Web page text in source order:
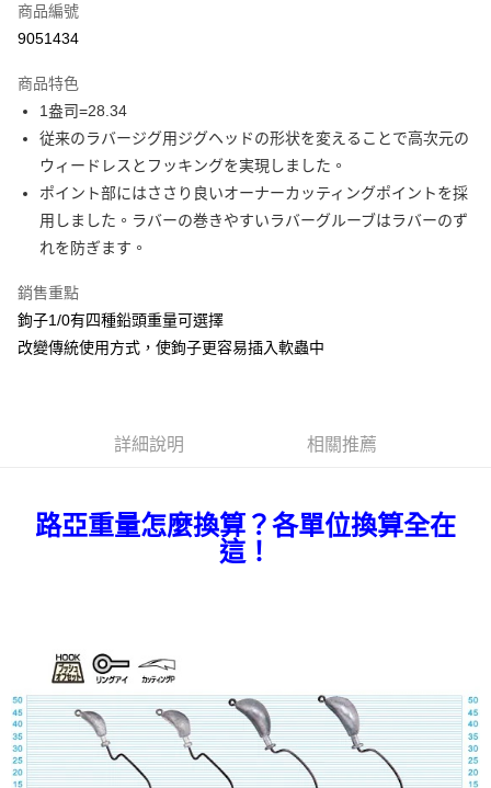
信用卡分期付款
合作金庫商業銀行
華南商業銀行
上海商業儲蓄銀行
台北富邦商業銀行
國泰世華商業銀行
兆豐國際商業銀行
臺灣中小企業銀行
台中商業銀行
匯豐（台灣）商業銀行
華泰商業銀行
聯邦商業銀行
遠東國際商業銀行
元大商業銀行
台新國際商業銀行
台灣樂天信用卡公司
超商取貨付款
Apple Pay
街口支付
悠遊付
相關說明
【大哥付你分期使用說明】
2.付款方式選擇「大哥付你分期」，訂單成立後會自動跳轉到大哥付的交易
4.訂單成立30分鐘內，如未前往確認交易或遇審核未通過，訂單將自動取
消。如遇「轉專審核」未通過狀況，表示未達大哥付你分期系統評分，恕無
1.分期款項不併入電信帳單，「大哥付你分期」於每月結算日後寄送繳費提
醒簡訊。
2.透過簡訊連結打開帳單後，可選擇「超商條碼／台灣大直營門市／銀行轉
用戶於交易時，得透過本服務購買商品或服務，並由商店將買賣／分期付款
買賣價金債權讓與本公司後，依約使用本公司帳單繳交帳款。
資料（包含姓名、電話或地址）提供予台灣大哥大進項蒐集、處理及利用，
由本公司與您本人進行分期帳單所需資料之確認、核對及更正。
3.完整用戶服務條款，請詳閱以下連結：https://oppay.tw/userRule
AFTEE先享後付
相關說明
１．簡單：不需註冊會員、不需綁卡、不需儲值。
【「AFTEE先享後付」結帳流程】
１．於結帳方式選擇「AFTEE先享後付」後，將跳轉至「AFTEE先享後付」
結帳頁面，進行簡訊認證並確認金額後，即可完成結帳。
購買商品的店家。未經商家同意取消之訂單仍視為有效，需透過AFTEE先享
後付繳納相關費用。
※ 交易是否成功請以「AFTEE先享後付 」之結帳頁面顯示為準，若有關於
是否繳費成功／繳費後需取消欲退款等相關疑問，請聯繫「AFTEE先享後付
客戶支援中心」https://netprotections.freshdesk.com/support/home
【注意事項】
全家取貨付款
每筆NT$60，滿NT$1,200(含以上)免運費
7-11取貨付款
每筆NT$60，滿NT$1,200(含以上)免運費
付款後7-11取貨
每筆NT$60，滿NT$1,200(含以上)免運費
商品編號
9051434
商品特色
1盎司=28.34
従来のラバージグ用ジグヘッドの形状を変えることで高次元の
ウィードレスとフッキングを実現しました。
ポイント部にはささり良いオーナーカッティングポイントを採
用しました。ラバーの巻きやすいラバーグルーブはラバーのず
れを防ぎます。
銷售重點
鉤子1/0有四種鉛頭重量可選擇
改變傳統使用方式，使鉤子更容易插入軟蟲中
詳細說明 相關推薦
路亞重量怎麼換算？各單位換算全在
這！